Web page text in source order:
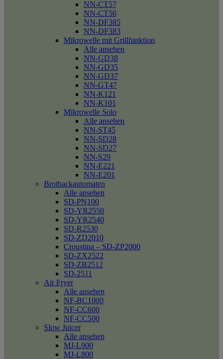
NN-CT57
NN-CT56
NN-DF385
NN-DF383
Mikrowelle mit Grillfunktion
Alle ansehen
NN-GD38
NN-GD35
NN-GD37
NN-GT47
NN-K121
NN-K101
Mikrowelle Solo
Alle ansehen
NN-ST45
NN-SD28
NN-SD27
NN-S29
NN-E221
NN-E201
Brotbackautomaten
Alle ansehen
SD-PN100
SD-YR2550
SD-YR2540
SD-R2530
SD-ZD2010
Croustina – SD-ZP2000
SD-ZX2522
SD-ZB2512
SD-2511
Air Fryer
Alle ansehen
NF-BC1000
NF-CC600
NF-CC500
Slow Juicer
Alle ansehen
MJ-L900
MJ-L800